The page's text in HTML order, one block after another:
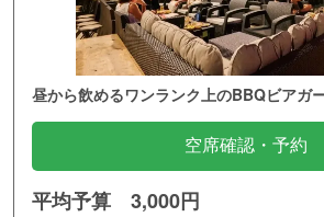
昼から飲めるワンランク上のBBQビアガ
空席確認・予約
平均予算 3,000円